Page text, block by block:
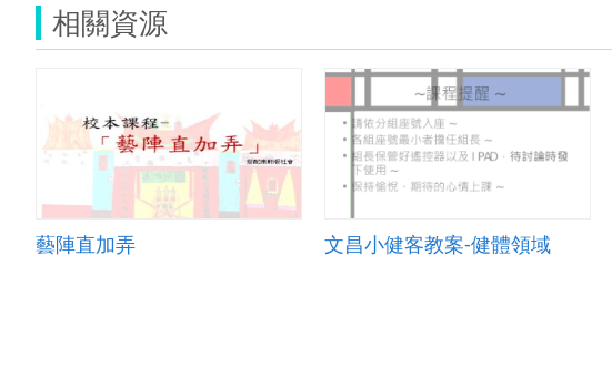
相關資源
藝陣直加弄 文昌小健客教案-健體領域